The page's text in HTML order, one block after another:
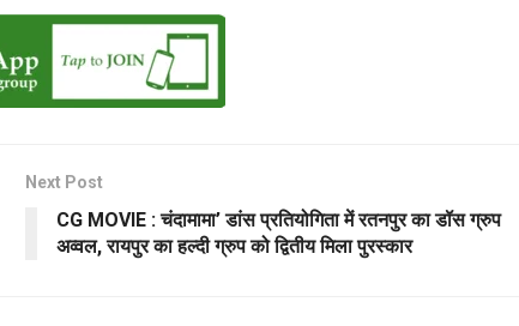
Next Post
CG MOVIE : चंदामामा’ डांस प्रतियोगिता में रतनपुर का डॉस ग्रुप
अव्वल, रायपुर का हल्दी ग्रुप को द्वितीय मिला पुरस्कार